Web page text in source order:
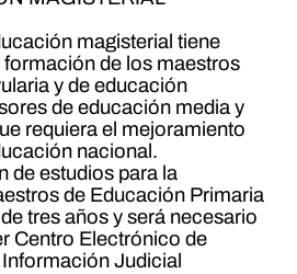
magisterial tiene
de los maestros
y de educación
de educación media y
requiera el mejoramiento
nacional.
de estudios para la
de Educación Primaria
tres años y será necesario
Centro Electrónico de
Judicial